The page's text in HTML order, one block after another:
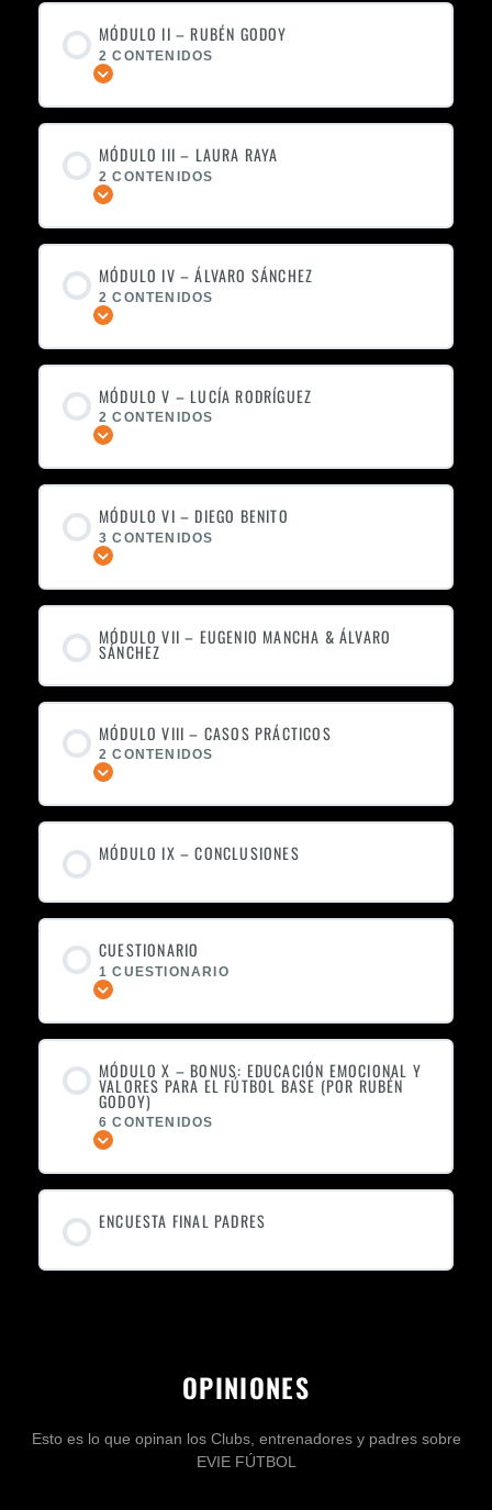
MÓDULO II – RUBÉN GODOY
2 CONTENIDOS
MÓDULO III – LAURA RAYA
2 CONTENIDOS
MÓDULO IV – ÁLVARO SÁNCHEZ
2 CONTENIDOS
MÓDULO V – LUCÍA RODRÍGUEZ
2 CONTENIDOS
MÓDULO VI – DIEGO BENITO
3 CONTENIDOS
MÓDULO VII – EUGENIO MANCHA & ÁLVARO
SÁNCHEZ
MÓDULO VIII – CASOS PRÁCTICOS
2 CONTENIDOS
MÓDULO IX – CONCLUSIONES
CUESTIONARIO
1 CUESTIONARIO
MÓDULO X – BONUS: EDUCACIÓN EMOCIONAL Y
VALORES PARA EL FÚTBOL BASE (POR RUBÉN
GODOY)
6 CONTENIDOS
ENCUESTA FINAL PADRES
OPINIONES
Esto es lo que opinan los Clubs, entrenadores y padres sobre
EVIE FÚTBOL